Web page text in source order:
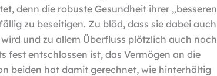
denn die robuste Gesundheit ihrer „besseren
zu beseitigen. Zu blöd, dass sie dabei auch
und zu allem Überfluss plötzlich auch noch
fest entschlossen ist, das Vermögen an die
beiden hat damit gerechnet, wie hinterhältig